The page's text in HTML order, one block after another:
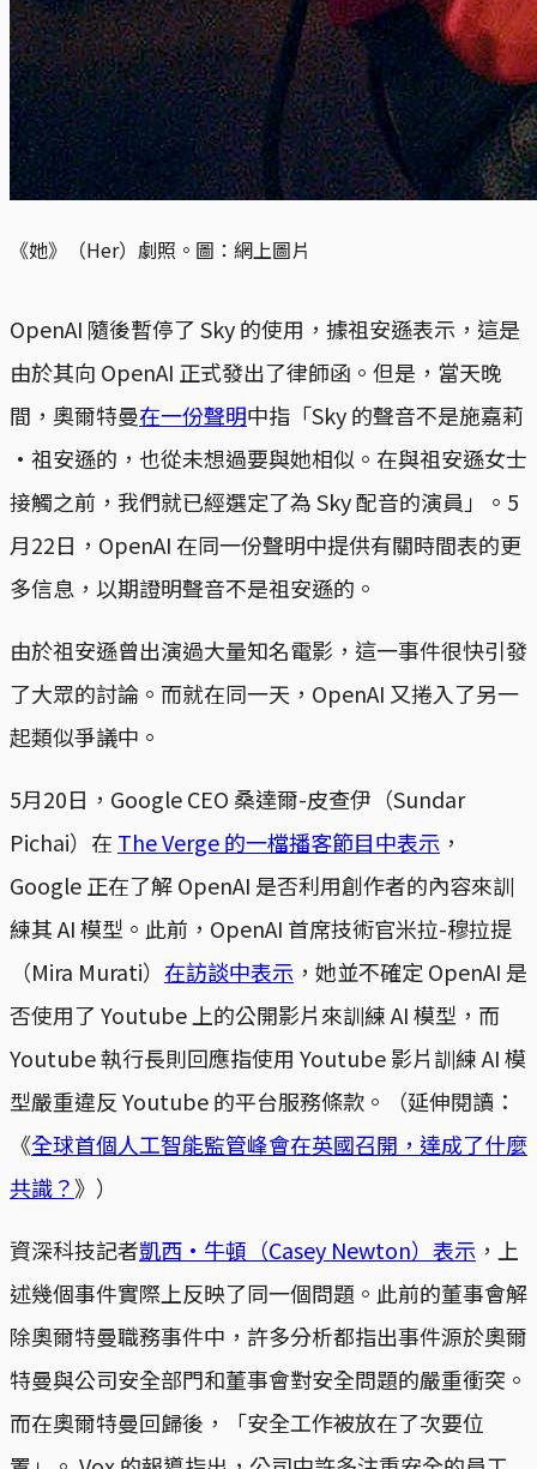
《她》（Her）劇照。圖：網上圖片
OpenAI 隨後暫停了 Sky 的使用，據祖安遜表示，這是
由於其向 OpenAI 正式發出了律師函。但是，當天晚
間，奧爾特曼在一份聲明中指「Sky 的聲音不是施嘉莉
·祖安遜的，也從未想過要與她相似。在與祖安遜女士
接觸之前，我們就已經選定了為 Sky 配音的演員」。5
月22日，OpenAI 在同一份聲明中提供有關時間表的更
多信息，以期證明聲音不是祖安遜的。
由於祖安遜曾出演過大量知名電影，這一事件很快引發
了大眾的討論。而就在同一天，OpenAI 又捲入了另一
起類似爭議中。
5月20日，Google CEO 桑達爾-皮查伊（Sundar
Pichai）在 The Verge 的一檔播客節目中表示 ，
Google 正在了解 OpenAI 是否利用創作者的內容來訓
練其 AI 模型。此前，OpenAI 首席技術官米拉-穆拉提
（Mira Murati） 在訪談中表示 ，她並不確定 OpenAI 是
否使用了 Youtube 上的公開影片來訓練 AI 模型，而
Youtube 執行長則回應指使用 Youtube 影片訓練 AI 模
型嚴重違反 Youtube 的平台服務條款。（延伸閱讀：
《全球首個人工智能監管峰會在英國召開，達成了什麼
共識？》）
資深科技記者凱西·牛頓（Casey Newton）表示 ，上
述幾個事件實際上反映了同一個問題。此前的董事會解
除奧爾特曼職務事件中，許多分析都指出事件源於奧爾
特曼與公司安全部門和董事會對安全問題的嚴重衝突。
而在奧爾特曼回歸後，「安全工作被放在了次要位